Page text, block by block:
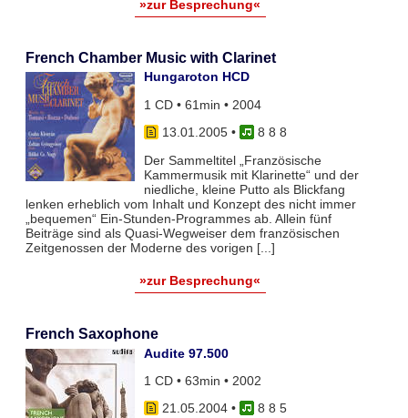
»zur Besprechung«
French Chamber Music with Clarinet
Hungaroton HCD
1 CD • 61min • 2004
13.01.2005•
8 8 8
Der Sammeltitel „Französische
Kammermusik mit Klarinette“ und der
niedliche, kleine Putto als Blickfang
lenken erheblich vom Inhalt und Konzept des nicht immer
„bequemen“ Ein-Stunden-Programmes ab. Allein fünf
Beiträge sind als Quasi-Wegweiser dem französischen
Zeitgenossen der Moderne des vorigen [...]
»zur Besprechung«
French Saxophone
Audite 97.500
1 CD • 63min • 2002
21.05.2004•
8 8 5